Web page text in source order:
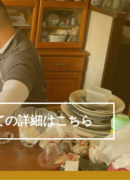
の詳細はこちら